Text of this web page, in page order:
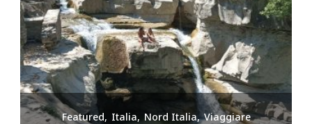
Featured Italia Nord Italia Viaggiare